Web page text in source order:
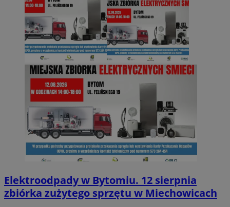
Elektroodpady w Bytomiu. 12 sierpnia
zbiórka zużytego sprzętu w Miechowicach